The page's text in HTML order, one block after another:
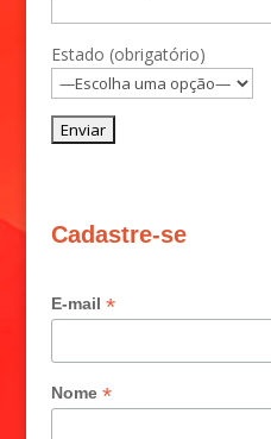
Estado (obrigatório)
Cadastre-se
E-mail *
Nome *